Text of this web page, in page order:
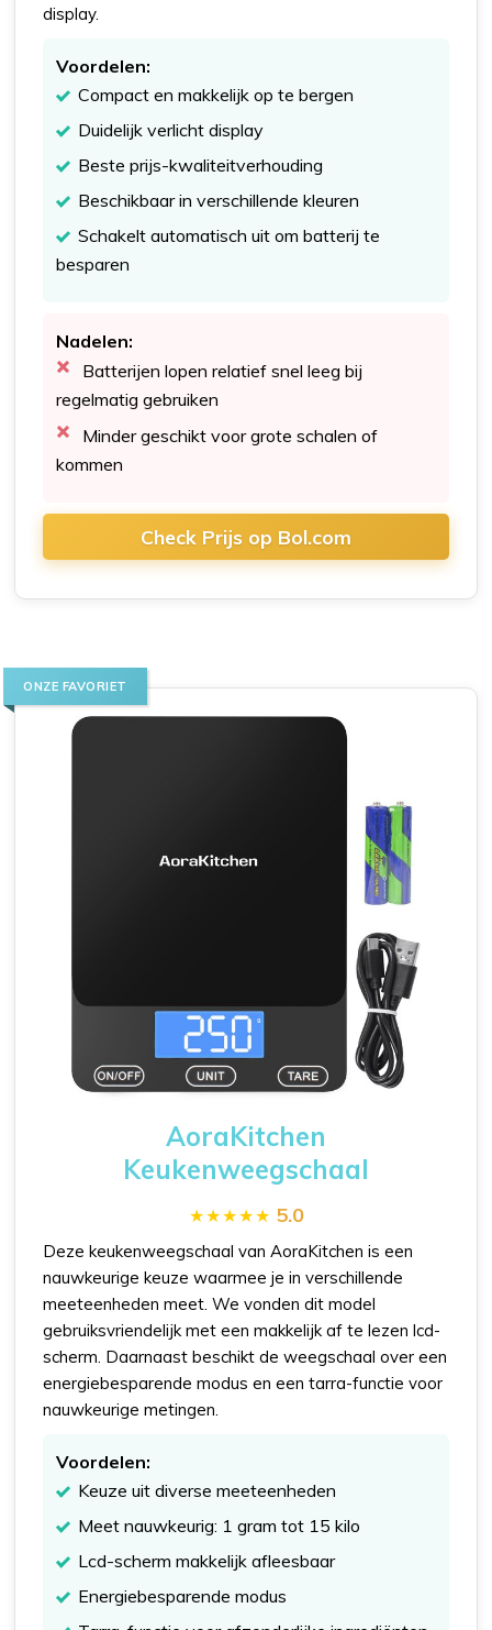
display.
Voordelen:
Compact en makkelijk op te bergen
Duidelijk verlicht display
Beste prijs-kwaliteitverhouding
Beschikbaar in verschillende kleuren
Schakelt automatisch uit om batterij te
besparen
Nadelen:
Batterijen lopen relatief snel leeg bij
regelmatig gebruiken
Minder geschikt voor grote schalen of
kommen
Check Prijs op Bol.com
ONZE FAVORIET
AoraKitchen
Keukenweegschaal
5.0
Deze keukenweegschaal van AoraKitchen is een
nauwkeurige keuze waarmee je in verschillende
meeteenheden meet. We vonden dit model
gebruiksvriendelijk met een makkelijk af te lezen lcd-
scherm. Daarnaast beschikt de weegschaal over een
energiebesparende modus en een tarra-functie voor
nauwkeurige metingen.
Voordelen:
Keuze uit diverse meeteenheden
Meet nauwkeurig: 1 gram tot 15 kilo
Lcd-scherm makkelijk afleesbaar
Energiebesparende modus